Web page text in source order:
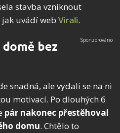
stavba vzniknout
uvádí web Virali.
bez
snadná, ale vydali se na ni
motivací. Po dlouhých 6
pár nakonec přestěhoval
domu. Chtělo to